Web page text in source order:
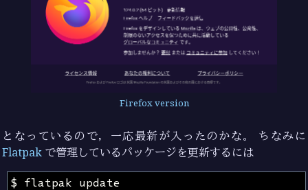
Firefox version
となっているので，一応最新が入ったのかな。 ちなみに
Flatpak で管理しているパッケージを更新するには